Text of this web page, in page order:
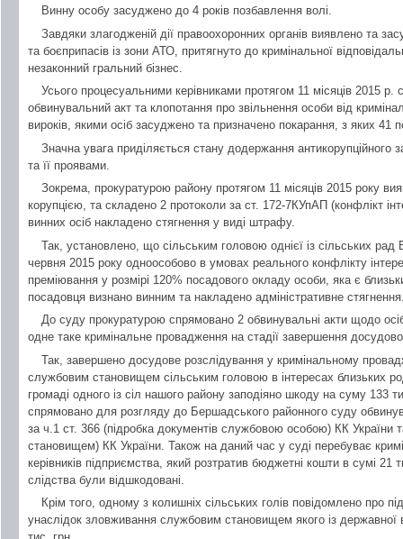
Винну особу засуджено до 4 років позбавлення волі.
Завдяки злагодженій дії правоохоронних органів виявлено та
та боєприпасів із зони АТО, притягнуто до кримінальної
незаконний гральний бізнес.
Усього процесуальними керівниками протягом 11 місяців 2015
обвинувальний акт та клопотання про звільнення особи від
вироків, якими осіб засуджено та призначено покарання, з яких 41
Значна увага приділяється стану додержання антикорупційного
та її проявами.
Зокрема, прокуратурою району протягом 11 місяців 2015 року
корупцією, та складено 2 протоколи за ст. 172-7КУпАП (конфлікт
винних осіб накладено стягнення у виді штрафу.
Так, установлено, що сільським головою однієї із сільських
червня 2015 року одноособово в умовах реального конфлікту
преміювання у розмірі 120% посадового окладу особи, яка є
посадовця визнано винним та накладено адміністративне
До суду прокуратурою спрямовано 2 обвинувальні акти щодо
одне таке кримінальне провадження на стадії завершення
Так, завершено досудове розслідування у кримінальному
службовим становищем сільським головою в інтересах близьких
громаді одного із сіл нашого району заподіяно шкоду на суму 133
спрямовано для розгляду до Бершадського районного суду
за ч.1 ст. 366 (підробка документів службовою особою) КК
становищем) КК України. Також на даний час у суді перебуває
керівників підприємства, який розтратив бюджетні кошти в сумі 21
слідства були відшкодовані.
Крім того, одному з колишніх сільських голів повідомлено про
унаслідок зловживання службовим становищем якого із